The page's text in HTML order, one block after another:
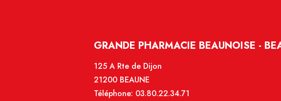
GRANDE PHARMACIE BEAUNOISE -
125 A Rte de Dijon
21200 BEAUNE
Téléphone: 03.80.22.34.71